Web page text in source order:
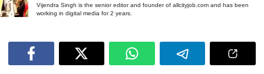
Vijendra Singh is the senior editor and founder of allcityjob.com and has been
working in digital media for 2 years.